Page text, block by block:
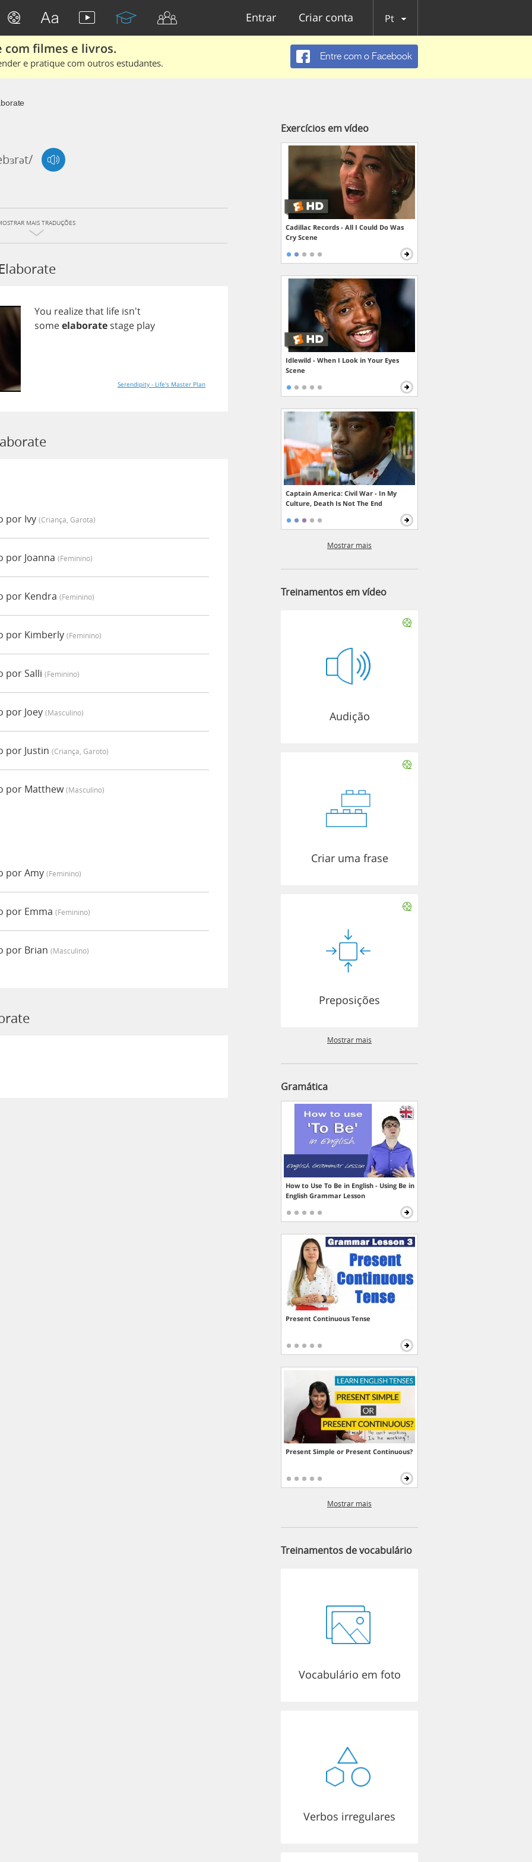
Entrar Criar conta Pt
com filmes e livros.
e pratique com outros estudantes.
Entre com o Facebook
MAIS TRADUÇÕES
You realizethat life isn't
someelaborate stage play
Serendipity - Life's Master Plan
por Ivy (criança, Garota)
por Joanna (feminino)
por Kendra (feminino)
por Kimberly (feminino)
por Salli (feminino)
por Joey (masculino)
por Justin (criança, Garoto)
por Matthew(masculino)
por Amy (feminino)
por Emma (feminino)
por Brian (masculino)
Exercícios em vídeo
Cadillac Records - All I Could Do Was
Cry Scene
Idlewild - When I Look in Your Eyes
Scene
Captain America: Civil War - In My
Culture, Death Is Not The End
Mostrar mais
Treinamentos em vídeo
Audição
Criar uma frase
Preposições
Mostrar mais
Gramática
How to Use To Be in English - Using Be in
English Grammar Lesson
Present Continuous Tense
Present Simple or Present Continuous?
Mostrar mais
Treinamentos de vocabulário
Vocabulário em foto
Verbos irregulares